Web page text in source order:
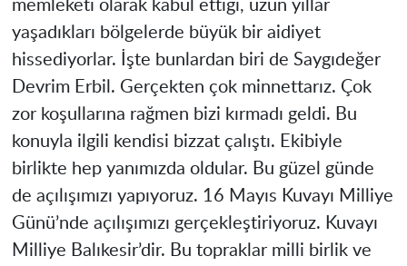
memleketi olarak kabul ettiği, uzun yıllar
yaşadıkları bölgelerde büyük bir aidiyet
hissediyorlar. İşte bunlardan biri de Saygıdeğer
Devrim Erbil. Gerçekten çok minnettarız. Çok
zor koşullarına rağmen bizi kırmadı geldi. Bu
konuyla ilgili kendisi bizzat çalıştı. Ekibiyle
birlikte hep yanımızda oldular. Bu güzel günde
de açılışımızı yapıyoruz. 16 Mayıs Kuvayı Milliye
Günü’nde açılışımızı gerçekleştiriyoruz. Kuvayı
Milliye Balıkesir’dir. Bu topraklar milli birlik ve